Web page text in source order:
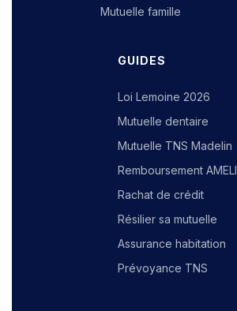
Mutuelle famille
GUIDES
Loi Lemoine 2026
Mutuelle dentaire
Mutuelle TNS Madelin
Remboursement AMELI
Rachat de crédit
Résilier sa mutuelle
Assurance habitation
Prévoyance TNS